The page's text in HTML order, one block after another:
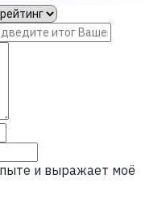
и выражает моё